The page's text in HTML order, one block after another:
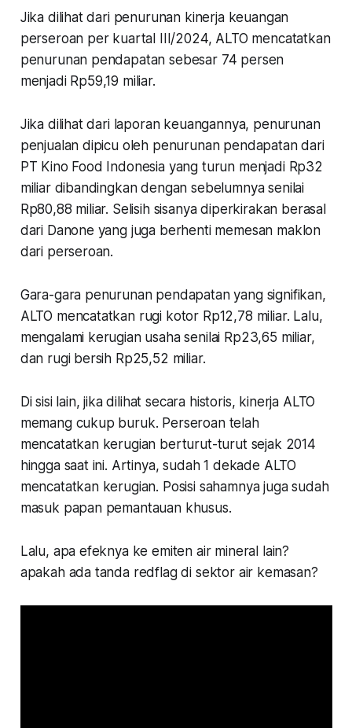
Jika dilihat dari penurunan kinerja keuangan
perseroan per kuartal III/2024, ALTO mencatatkan
penurunan pendapatan sebesar 74 persen
menjadi Rp59,19 miliar.
Jika dilihat dari laporan keuangannya, penurunan
penjualan dipicu oleh penurunan pendapatan dari
PT Kino Food Indonesia yang turun menjadi Rp32
miliar dibandingkan dengan sebelumnya senilai
Rp80,88 miliar. Selisih sisanya diperkirakan berasal
dari Danone yang juga berhenti memesan maklon
dari perseroan.
Gara-gara penurunan pendapatan yang signifikan,
ALTO mencatatkan rugi kotor Rp12,78 miliar. Lalu,
mengalami kerugian usaha senilai Rp23,65 miliar,
dan rugi bersih Rp25,52 miliar.
Di sisi lain, jika dilihat secara historis, kinerja ALTO
memang cukup buruk. Perseroan telah
mencatatkan kerugian berturut-turut sejak 2014
hingga saat ini. Artinya, sudah 1 dekade ALTO
mencatatkan kerugian. Posisi sahamnya juga sudah
masuk papan pemantauan khusus.
Lalu, apa efeknya ke emiten air mineral lain?
apakah ada tanda redflag di sektor air kemasan?